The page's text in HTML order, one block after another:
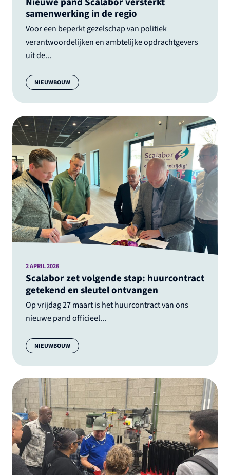
samenwerking in de regio
Voor een beperkt gezelschap van politiek
verantwoordelijken en ambtelijke opdrachtgevers
uit de...
Categorie:
NIEUWBOUW
Scalabor zet volgende stap: huurcontract
getekend en sleutel ontvangen
Op vrijdag 27 maart is het huurcontract van ons
nieuwe pand officieel...
2 APRIL 2026
Categorie:
NIEUWBOUW